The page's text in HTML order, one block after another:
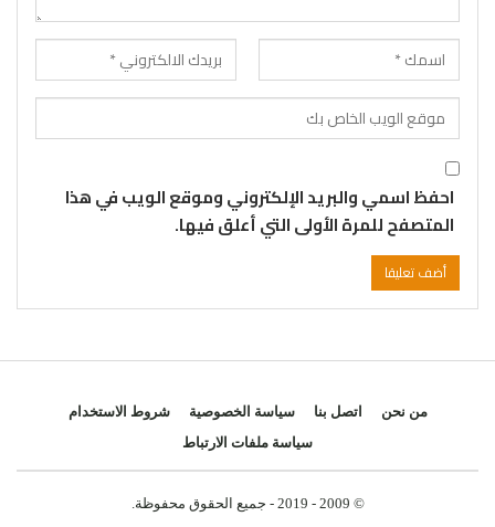
احفظ اسمي والبريد الإلكتروني وموقع الويب في هذا
المتصفح للمرة الأولى التي أعلق فيها.
من نحن اتصل بنا سياسة الخصوصية
شروط الاستخدام
سياسة ملفات الارتباط
© 2009 - 2019 - جميع الحقوق محفوظة.